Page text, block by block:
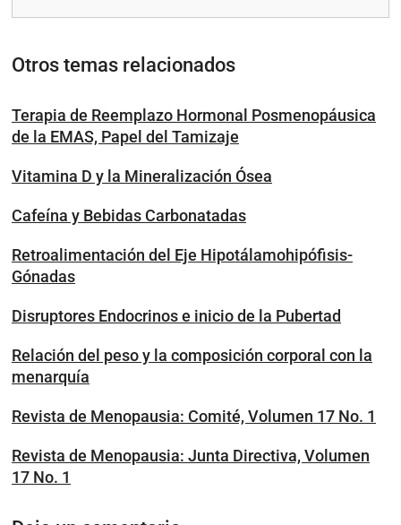
Otros temas relacionados
Terapia de Reemplazo Hormonal Posmenopáusica
de la EMAS, Papel del Tamizaje
Vitamina D y la Mineralización Ósea
Cafeína y Bebidas Carbonatadas
Retroalimentación del Eje Hipotálamohipófisis-
Gónadas
Disruptores Endocrinos e inicio de la Pubertad
Relación del peso y la composición corporal con la
menarquía
Revista de Menopausia: Comité, Volumen 17 No. 1
Revista de Menopausia: Junta Directiva, Volumen
17 No. 1